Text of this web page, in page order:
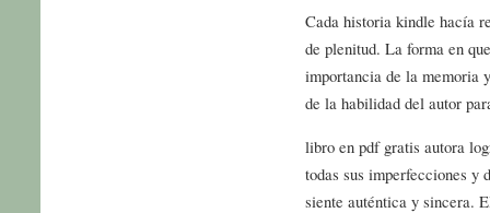
Cada historia kindle hacía
de plenitud. La forma en
importancia de la memoria
de la habilidad del autor
libro en pdf gratis autora
todas sus imperfecciones y
siente auténtica y sincera.